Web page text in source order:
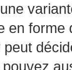
en forme
peut